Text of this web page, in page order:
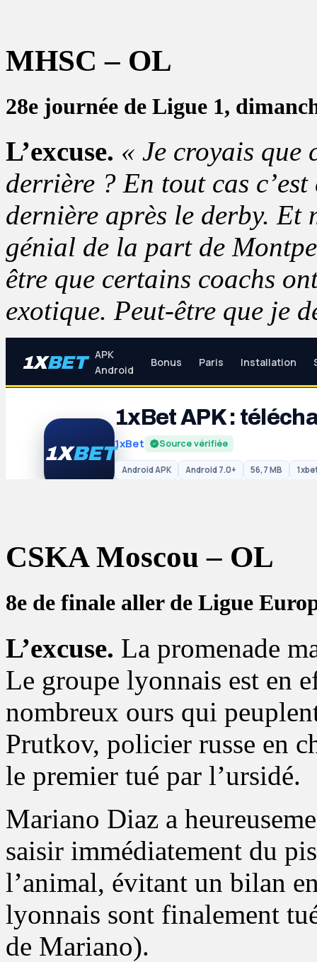
MHSC – OL
28e journée de Ligue 1,
L’excuse. « Je croyais que
derrière ? En tout cas
dernière après le derby. Et
génial de la part de
être que certains coachs
exotique. Peut-être que je
CSKA Moscou – OL
8e de finale aller de Ligue
L’excuse. La promenade
Le groupe lyonnais est en
nombreux ours qui
Prutkov, policier russe en
le premier tué par l’ursidé.
Mariano Diaz a
saisir immédiatement du
l’animal, évitant un bilan
lyonnais sont finalement
de Mariano).